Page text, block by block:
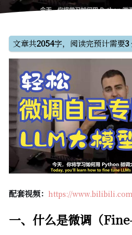
文章共2054字，阅读完预计需要3
配套视频： https://www.bilibili.com/
一、什么是微调（